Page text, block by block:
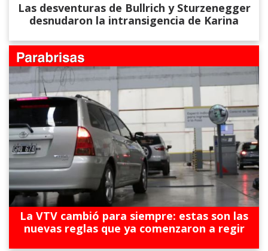
Las desventuras de Bullrich y Sturzenegger
desnudaron la intransigencia de Karina
La VTV cambió para siempre: estas son las
nuevas reglas que ya comenzaron a regir